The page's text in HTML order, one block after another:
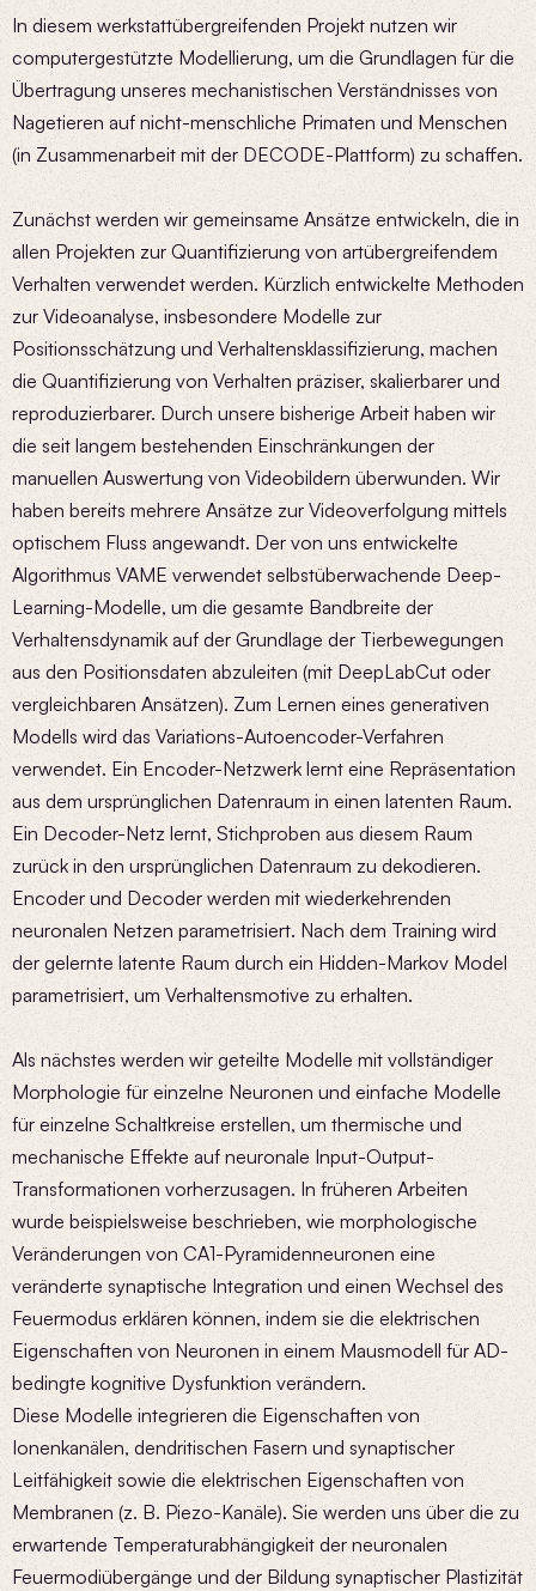
In diesem werkstattübergreifenden Projekt nutzen wir
computergestützte Modellierung, um die Grundlagen für die
Übertragung unseres mechanistischen Verständnisses von
Nagetieren auf nicht-menschliche Primaten und Menschen
(in Zusammenarbeit mit der DECODE-Plattform) zu schaffen.
Zunächst werden wir gemeinsame Ansätze entwickeln, die in
allen Projekten zur Quantifizierung von artübergreifendem
Verhalten verwendet werden. Kürzlich entwickelte Methoden
zur Videoanalyse, insbesondere Modelle zur
Positionsschätzung und Verhaltensklassifizierung, machen
die Quantifizierung von Verhalten präziser, skalierbarer und
reproduzierbarer. Durch unsere bisherige Arbeit haben wir
die seit langem bestehenden Einschränkungen der
manuellen Auswertung von Videobildern überwunden. Wir
haben bereits mehrere Ansätze zur Videoverfolgung mittels
optischem Fluss angewandt. Der von uns entwickelte
Algorithmus VAME verwendet selbstüberwachende Deep-
Learning-Modelle, um die gesamte Bandbreite der
Verhaltensdynamik auf der Grundlage der Tierbewegungen
aus den Positionsdaten abzuleiten (mit DeepLabCut oder
vergleichbaren Ansätzen). Zum Lernen eines generativen
Modells wird das Variations-Autoencoder-Verfahren
verwendet. Ein Encoder-Netzwerk lernt eine Repräsentation
aus dem ursprünglichen Datenraum in einen latenten Raum.
Ein Decoder-Netz lernt, Stichproben aus diesem Raum
zurück in den ursprünglichen Datenraum zu dekodieren.
Encoder und Decoder werden mit wiederkehrenden
neuronalen Netzen parametrisiert. Nach dem Training wird
der gelernte latente Raum durch ein Hidden-Markov Model
parametrisiert, um Verhaltensmotive zu erhalten.
Als nächstes werden wir geteilte Modelle mit vollständiger
Morphologie für einzelne Neuronen und einfache Modelle
für einzelne Schaltkreise erstellen, um thermische und
mechanische Effekte auf neuronale Input-Output-
Transformationen vorherzusagen. In früheren Arbeiten
wurde beispielsweise beschrieben, wie morphologische
Veränderungen von CA1-Pyramidenneuronen eine
veränderte synaptische Integration und einen Wechsel des
Feuermodus erklären können, indem sie die elektrischen
Eigenschaften von Neuronen in einem Mausmodell für AD-
bedingte kognitive Dysfunktion verändern.
Diese Modelle integrieren die Eigenschaften von
Ionenkanälen, dendritischen Fasern und synaptischer
Leitfähigkeit sowie die elektrischen Eigenschaften von
Membranen (z. B. Piezo-Kanäle). Sie werden uns über die zu
erwartende Temperaturabhängigkeit der neuronalen
Feuermodiübergänge und der Bildung synaptischer Plastizität